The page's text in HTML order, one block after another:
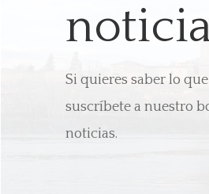
Si quieres saber lo
suscríbete a nuestro
noticias.